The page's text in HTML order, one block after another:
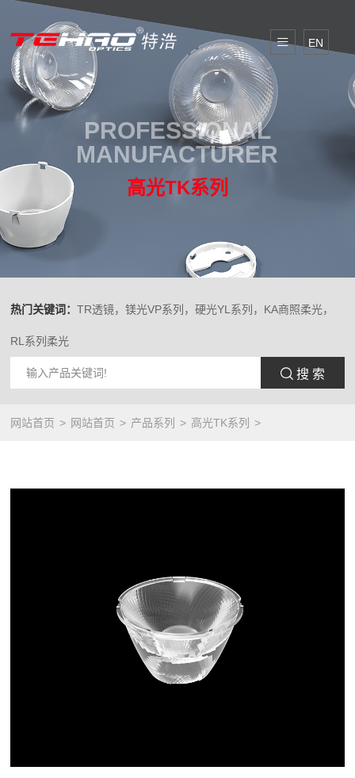
EN
PROFESSIONAL
MANUFACTURER
高光TK系列
热门关键词：TR透镜，镁光VP系列，硬光YL系列，KA商照柔光，
RL系列柔光
 搜 索
网站首页 网站首页 产品系列 高光TK系列